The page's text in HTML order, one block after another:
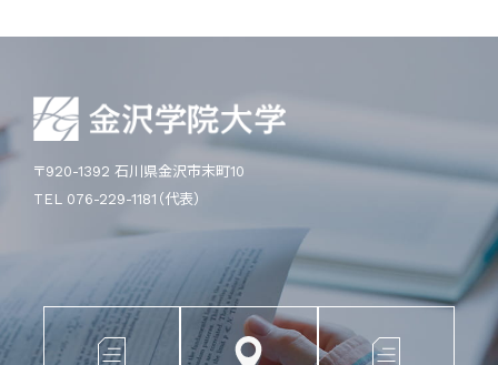
〒920-1392 石川県金沢市末町10
TEL 076-229-1181（代表）